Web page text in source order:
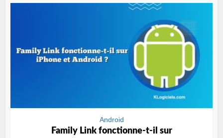
Android
Family Link fonctionne-t-il sur